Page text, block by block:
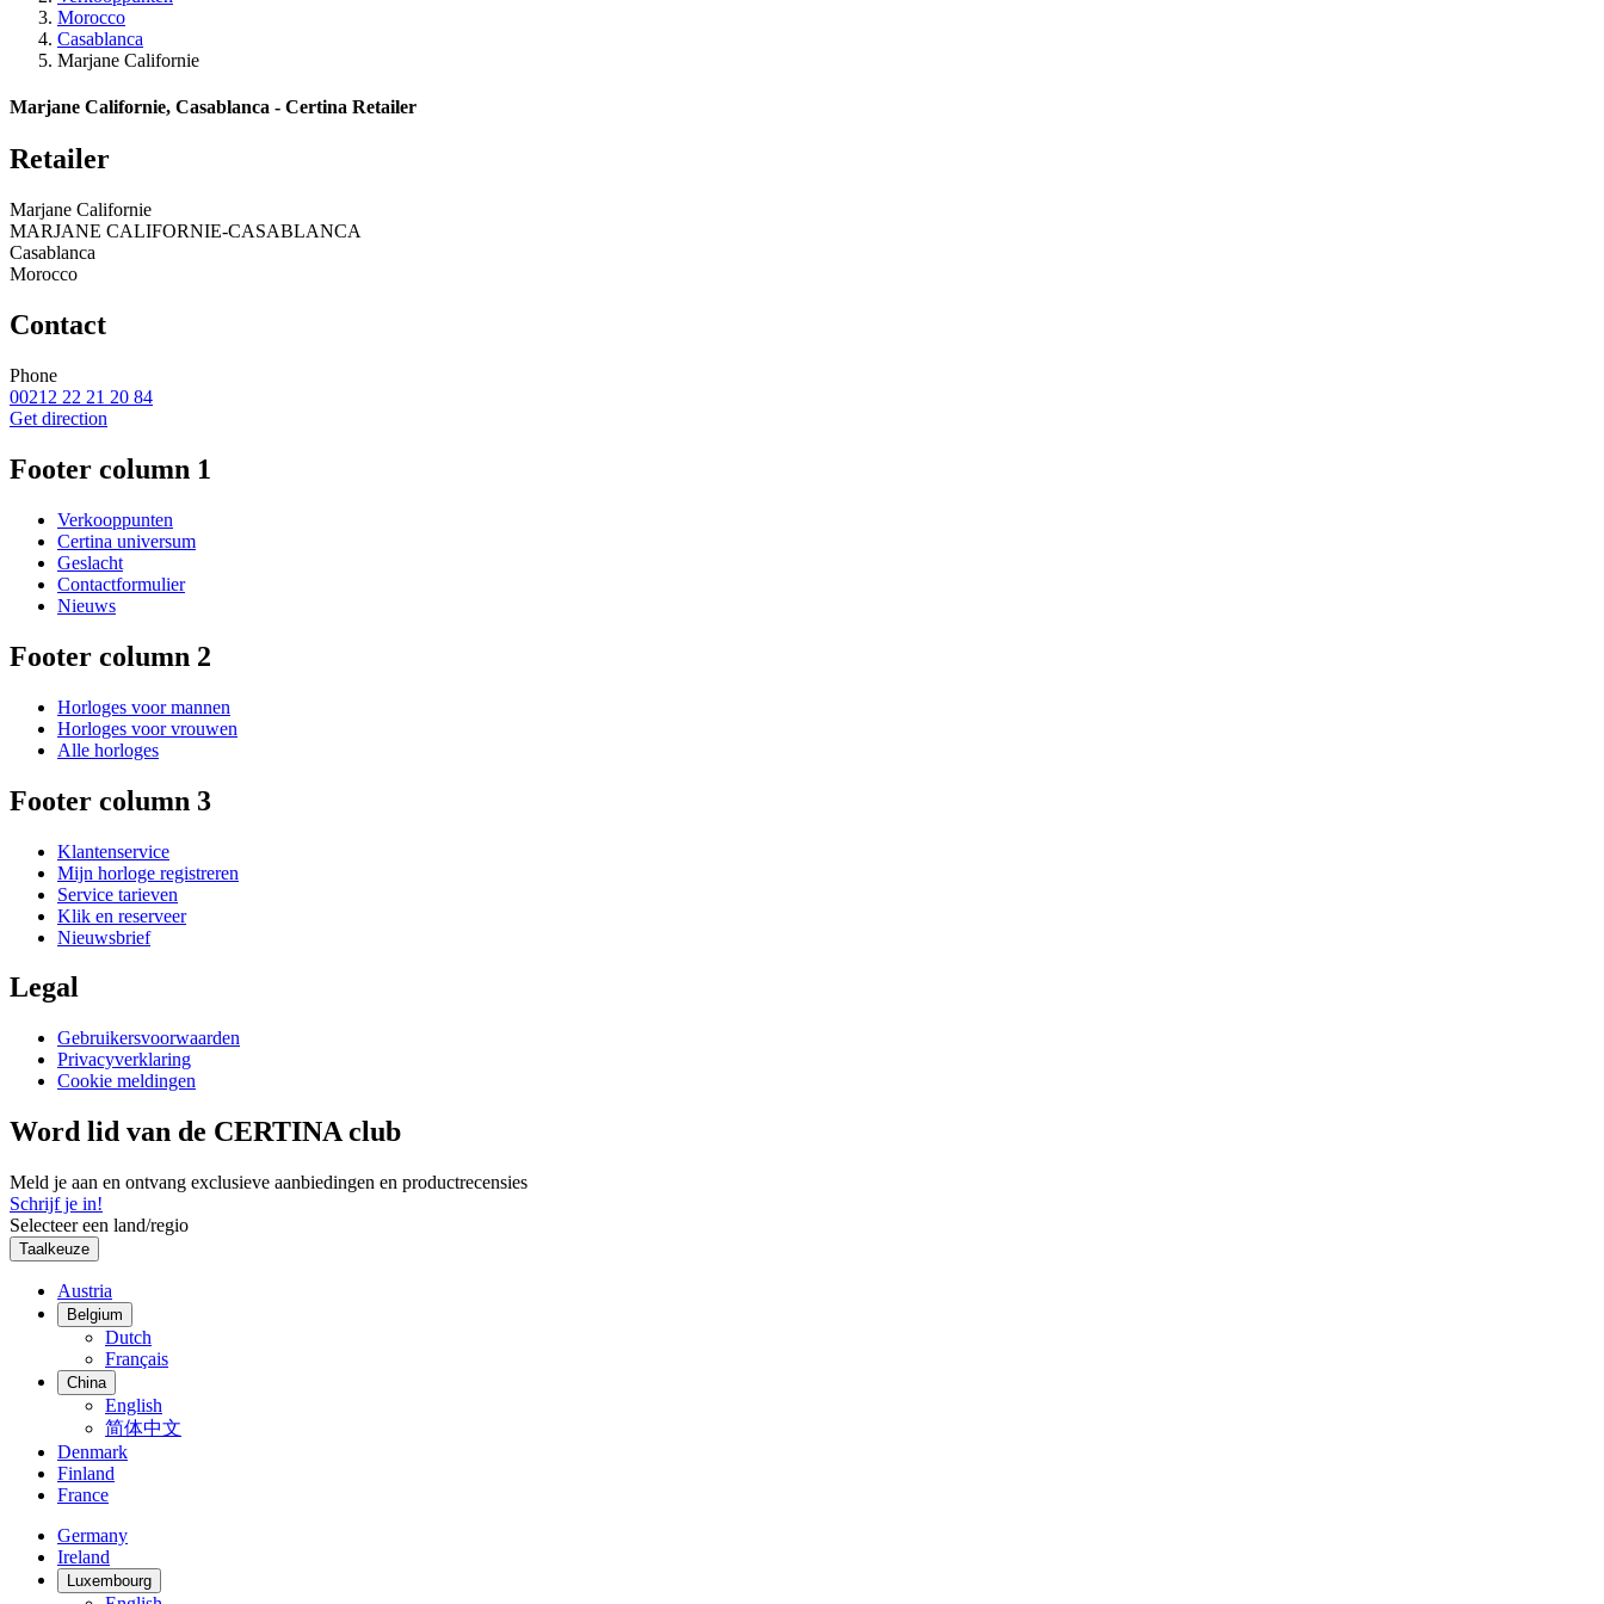
Morocco
Casablanca
Marjane Californie
Marjane Californie, Casablanca - Certina Retailer
Retailer
Marjane Californie
MARJANE CALIFORNIE-CASABLANCA
Casablanca
Morocco
Contact
Phone
00212 22 21 20 84
Get direction
Footer column 1
Verkooppunten
Certina universum
Geslacht
Contactformulier
Nieuws
Footer column 2
Horloges voor mannen
Horloges voor vrouwen
Alle horloges
Footer column 3
Klantenservice
Mijn horloge registreren
Service tarieven
Klik en reserveer
Nieuwsbrief
Legal
Gebruikersvoorwaarden
Privacyverklaring
Cookie meldingen
Word lid van de CERTINA club
Meld je aan en ontvang exclusieve aanbiedingen en productrecensies
Schrijf je in!
Selecteer een land/regio
Taalkeuze
Austria
Belgium
Dutch
Français
China
English
简体中文
Denmark
Finland
France
Germany
Ireland
Luxembourg